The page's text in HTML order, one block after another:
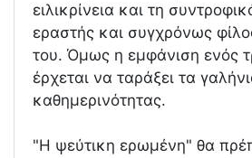
ειλικρίνεια και τη
εραστής και συγχρόνως
του. Όµως η εµφάνιση ενός
έρχεται να ταράξει τα
καθηµερινότητας.
"Η ψεύτικη ερωµένη" θα